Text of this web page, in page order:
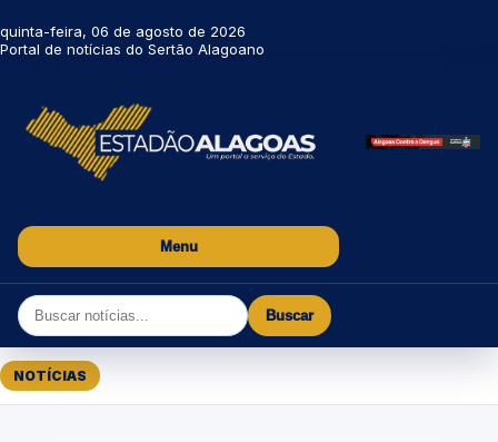
quinta-feira, 06 de agosto de 2026
Portal de notícias do Sertão Alagoano
Menu
Buscar
NOTÍCIAS